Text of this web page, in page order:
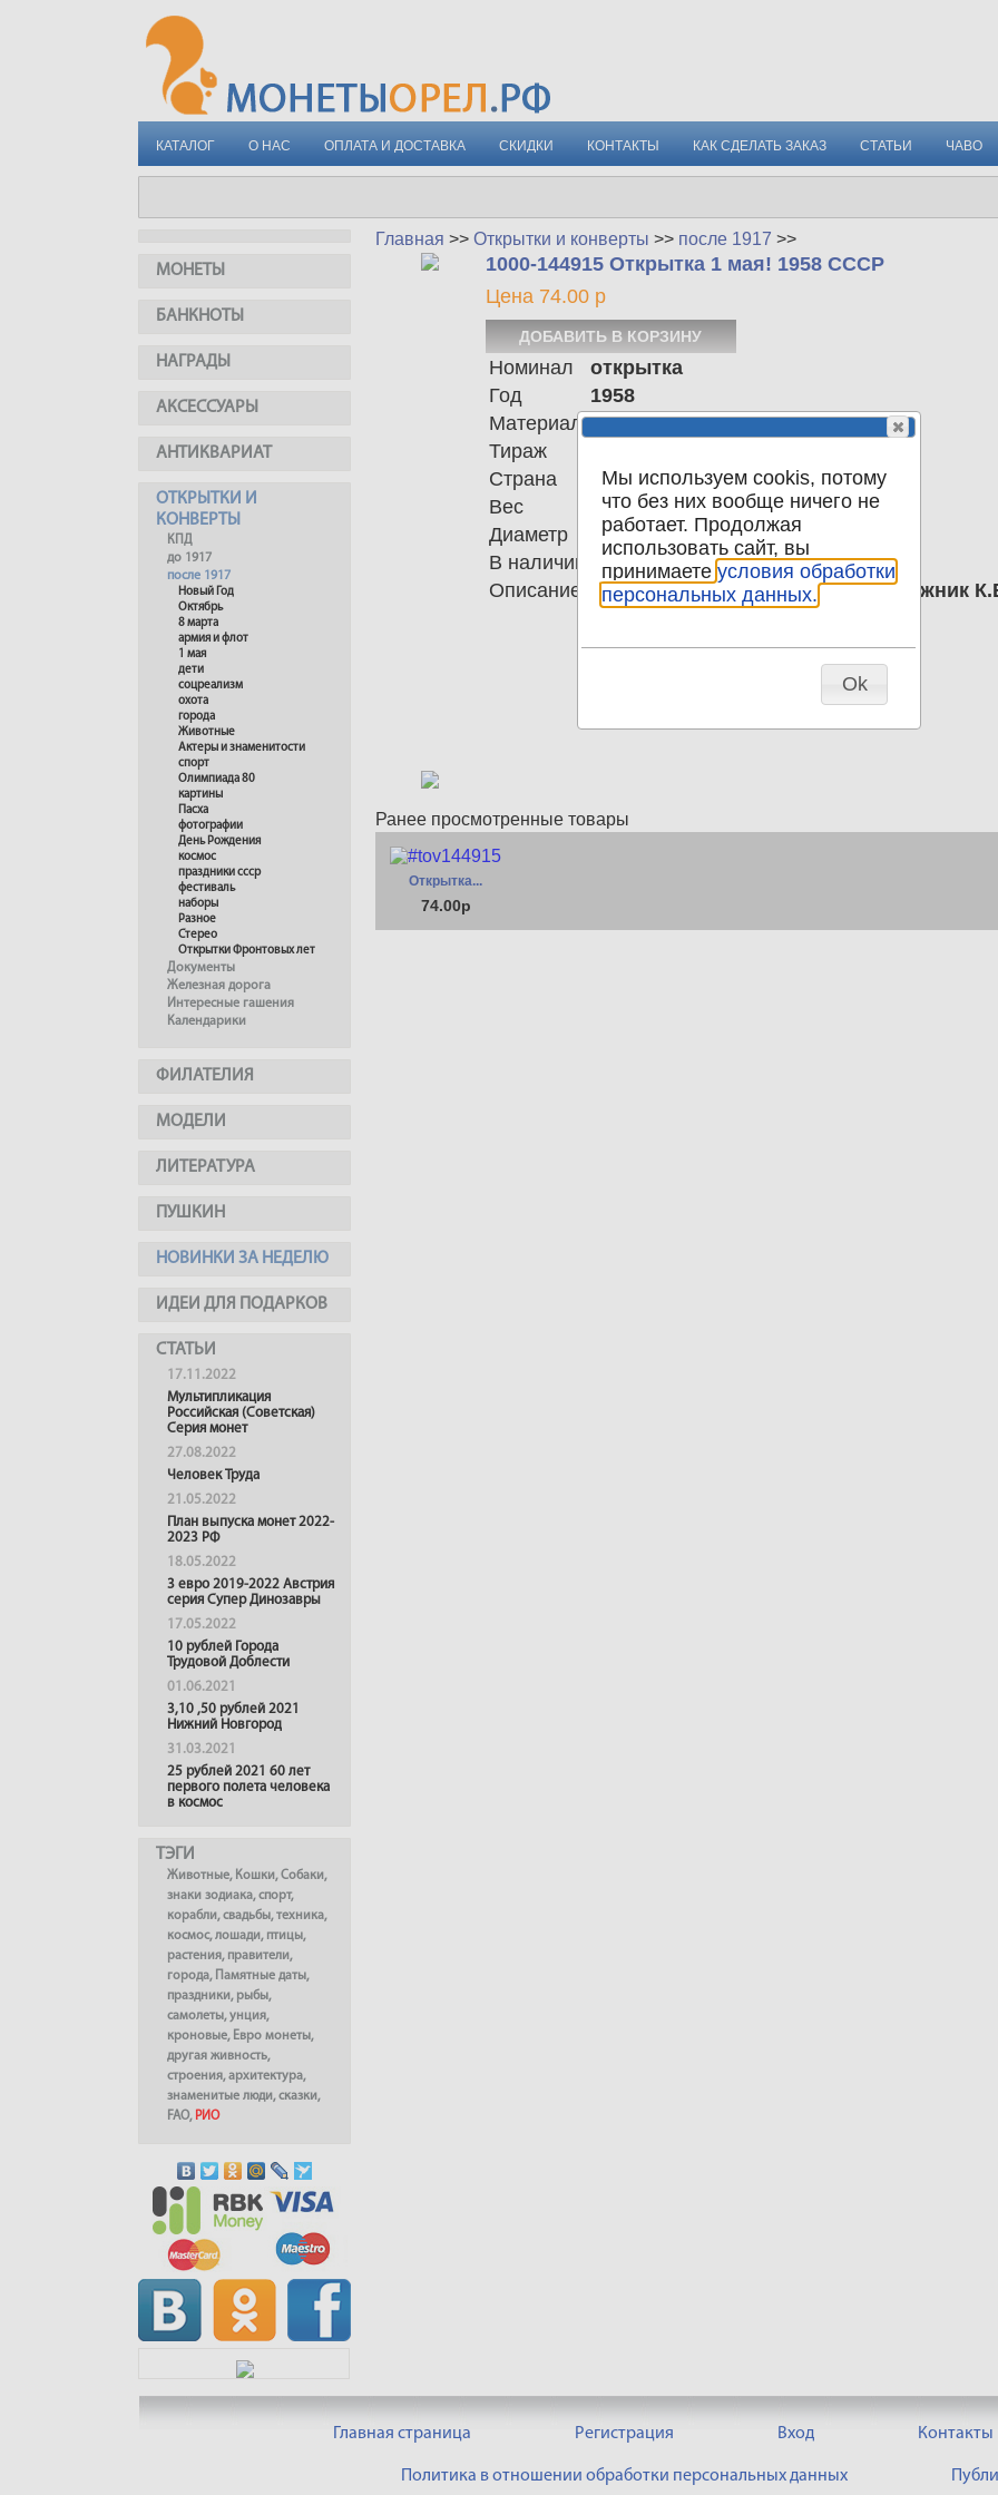
КАТАЛОГ О НАС ОПЛАТА И ДОСТАВКА СКИДКИ КОНТАКТЫ КАК СДЕЛАТЬ ЗАКАЗ СТАТЬИ ЧАВО
МОНЕТЫ
БАНКНОТЫ
НАГРАДЫ
АКСЕССУАРЫ
АНТИКВАРИАТ
ОТКРЫТКИ И
КОНВЕРТЫ
КПД
до 1917
после 1917
Новый Год
Октябрь
8 марта
армия и флот
1 мая
дети
соцреализм
охота
города
Животные
Актеры и знаменитости
спорт
Олимпиада 80
картины
Пасха
фотографии
День Рождения
космос
праздники ссср
фестиваль
наборы
Разное
Стерео
Открытки Фронтовых лет
Документы
Железная дорога
Интересные гашения
Календарики
ФИЛАТЕЛИЯ
МОДЕЛИ
ЛИТЕРАТУРА
ПУШКИН
НОВИНКИ ЗА НЕДЕЛЮ
ИДЕИ ДЛЯ ПОДАРКОВ
СТАТЬИ
17.11.2022
Мультипликация
Российская (Советская)
Серия монет
27.08.2022
Человек Труда
21.05.2022
План выпуска монет 2022-
2023 РФ
18.05.2022
3 евро 2019-2022 Австрия
серия Супер Динозавры
17.05.2022
10 рублей Города
Трудовой Доблести
01.06.2021
3,10 ,50 рублей 2021
Нижний Новгород
31.03.2021
25 рублей 2021 60 лет
первого полета человека
в космос
ТЭГИ
Животные, Кошки,Собаки,
знаки зодиака,спорт,
корабли,свадьбы,техника,
космос,лошади, птицы,
растения, правители,
города, Памятные даты,
праздники, рыбы,
самолеты,унция,
кроновые, Евро монеты,
другая живность,
строения,архитектура,
знаменитые люди,сказки,
FAO, РИО
Главная >> Открытки и конверты >> после 1917 >>
1000-144915 Открытка 1 мая! 1958 СССР
Цена 74.00 р
Номинал
открытка
Год
1958
Материал
Тираж
Страна
СССР
Вес
0.00
Диаметр
0.00
В наличии
Описание
Открытка 1 мая! 1958 СССР Художник
Ранее просмотренные товары
Открытка...
74.00р
Главная страница Регистрация Вход Контакты
Политика в отношении обработки персональных данных
Мы используем cookis, потому
что без них вообще ничего не
работает. Продолжая
использовать сайт, вы
принимаете условия обработки
персональных данных.
Ok